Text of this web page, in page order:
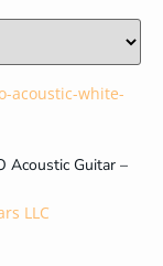
Acoustic Guitar –
LLC